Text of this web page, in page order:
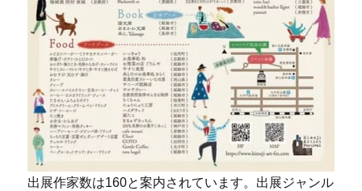
出展作家数は160と案内されています。出展ジャンル